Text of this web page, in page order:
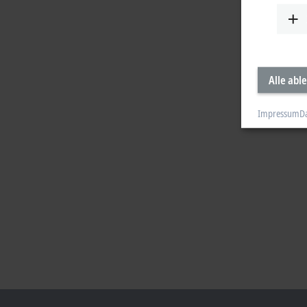
Alle
Impressum